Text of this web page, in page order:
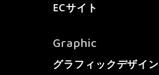
ECサイト
Graphic
グラフィックデザイン